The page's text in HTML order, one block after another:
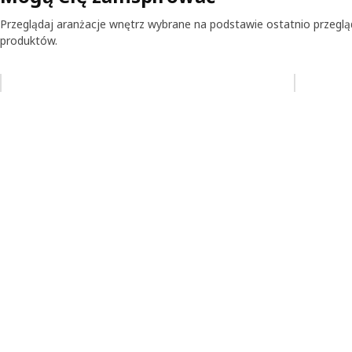
Przeglądaj aranżacje wnętrz wybrane na podstawie ostatnio
produktów.